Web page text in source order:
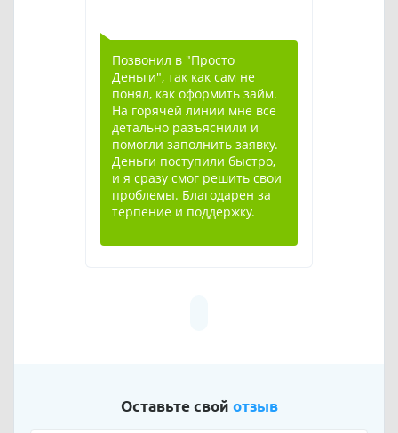
Позвонил в "Просто
Деньги", так как сам не
понял, как оформить займ.
На горячей линии мне все
детально разъяснили и
помогли заполнить заявку.
Деньги поступили быстро,
и я сразу смог решить свои
проблемы. Благодарен за
терпение и поддержку.
Оставьте свой отзыв